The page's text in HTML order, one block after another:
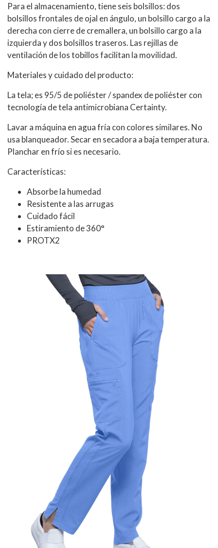
Para el almacenamiento, tiene seis bolsillos: dos
bolsillos frontales de ojal en ángulo, un bolsillo cargo a la
derecha con cierre de cremallera, un bolsillo cargo a la
izquierda y dos bolsillos traseros. Las rejillas de
ventilación de los tobillos facilitan la movilidad.
Materiales y cuidado del producto:
La tela; es 95/5 de poliéster / spandex de poliéster con
tecnología de tela antimicrobiana Certainty.
Lavar a máquina en agua fría con colores similares. No
usa blanqueador. Secar en secadora a baja temperatura.
Planchar en frío si es necesario.
Características:
Absorbe la humedad
Resistente a las arrugas
Cuidado fácil
Estiramiento de 360°
PROTX2